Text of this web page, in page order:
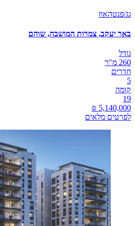
גג/פנטהאוז
באר יעקב, צמרות המושבה, שוהם
גודל
260 מ"ר
חדרים
5
קומה
19
לפרטים מלאים